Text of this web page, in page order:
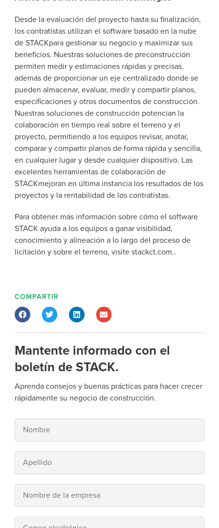
Desde la evaluación del proyecto hasta su finalización,
los contratistas utilizan el software basado en la nube
de STACKpara gestionar su negocio y maximizar sus
beneficios. Nuestras soluciones de preconstrucción
permiten medir y estimaciones rápidas y precisas,
además de proporcionar un eje centralizado donde se
pueden almacenar, evaluar, medir y compartir planos,
especificaciones y otros documentos de construcción.
Nuestras soluciones de construcción potencian la
colaboración en tiempo real sobre el terreno y el
proyecto, permitiendo a los equipos revisar, anotar,
comparar y compartir planos de forma rápida y sencilla,
en cualquier lugar y desde cualquier dispositivo. Las
excelentes herramientas de colaboración de
STACKmejoran en última instancia los resultados de los
proyectos y la rentabilidad de los contratistas.
Para obtener más información sobre cómo el software
STACK ayuda a los equipos a ganar visibilidad,
conocimiento y alineación a lo largo del proceso de
licitación y sobre el terreno, visite stackct.com..
COMPARTIR
Mantente informado con el
boletín de STACK.
Aprenda consejos y buenas prácticas para hacer crecer
rápidamente su negocio de construcción.